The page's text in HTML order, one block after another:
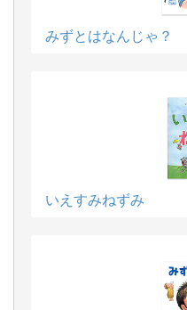
みずとはなんじゃ？
いえすみねずみ